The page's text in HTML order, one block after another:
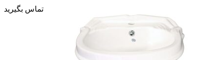
تماس بگیرید